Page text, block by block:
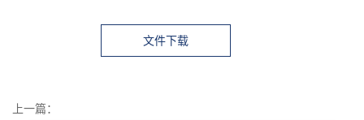
文件下载
上一篇：